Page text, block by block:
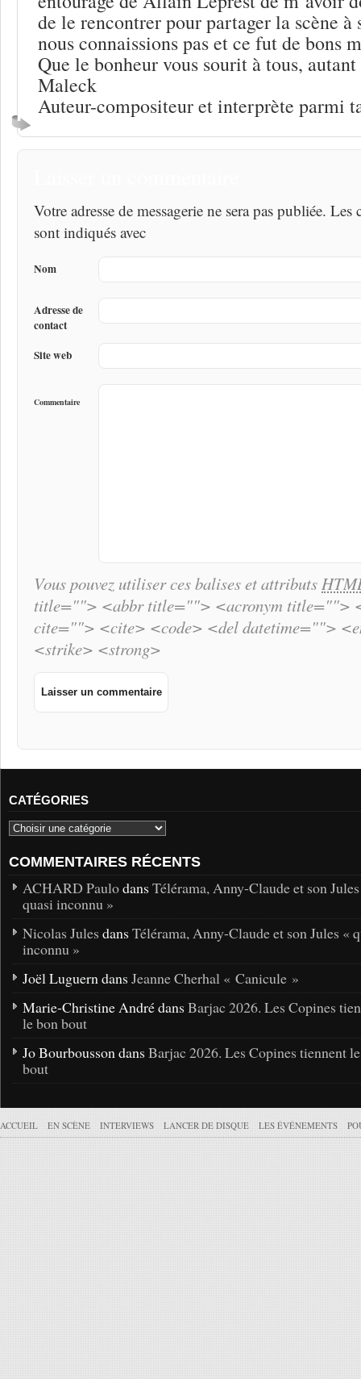
de le rencontrer pour partager la scène à
nous connaissions pas et ce fut de bons
Que le bonheur vous sourit à tous,
Maleck
Auteur-compositeur et interprète parmi
Votre adresse de messagerie ne sera pas publiée.
sont indiqués avec
Nom
Adresse de
contact
Site web
Commentaire
Vous pouvez utiliser ces balises et attributs
title=""> <abbr title=""> <acronym title="">
cite=""> <cite> <code> <del datetime="">
<strike> <strong>
CATÉGORIES
COMMENTAIRES RÉCENTS
ACHARD Paulodans Télérama, Anny-Claude et son
quasi inconnu »
Nicolas Jules dans Télérama, Anny-Claude et son Jules «
inconnu »
Joël Luguern dans Jeanne Cherhal « Canicule »
Marie-Christine André dans Barjac 2026. Les Copines
le bon bout
Jo Bourbousson dans Barjac 2026. Les Copines tiennent
bout
ACCUEIL EN SCÈNE INTERVIEWS LANCER DE DISQUE LES ÉVÉNEMENTS